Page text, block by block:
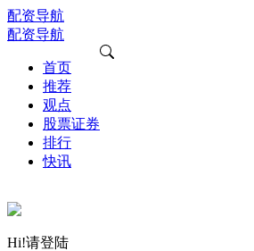
配资导航
配资导航
首页
推荐
观点
股票证券
排行
快讯
Hi!请登陆